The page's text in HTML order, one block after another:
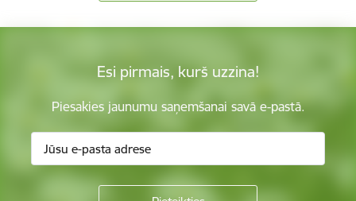
Esi pirmais, kurš uzzina!
Piesakies jaunumu saņemšanai savā e-pastā.